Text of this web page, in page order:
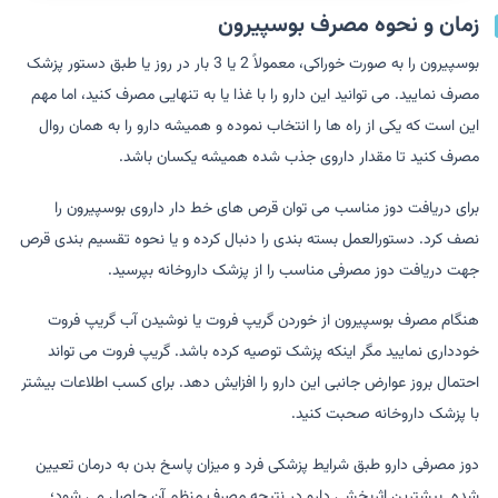
زمان و نحوه مصرف بوسپیرون
بوسپیرون را به صورت خوراکی، معمولاً 2 یا 3 بار در روز یا طبق دستور پزشک
مصرف نمایید. می توانید این دارو را با غذا یا به تنهایی مصرف کنید، اما مهم
این است که یکی از راه ها را انتخاب نموده و همیشه دارو را به همان روال
مصرف کنید تا مقدار داروی جذب شده همیشه یکسان باشد.
برای دریافت دوز مناسب می توان قرص های خط دار داروی بوسپیرون را
نصف کرد. دستورالعمل بسته بندی را دنبال کرده و یا نحوه تقسیم بندی قرص
جهت دریافت دوز مصرفی مناسب را از پزشک داروخانه بپرسید.
هنگام مصرف بوسپیرون از خوردن گریپ فروت یا نوشیدن آب گریپ فروت
خودداری نمایید مگر اینکه پزشک توصیه کرده باشد. گریپ فروت می تواند
احتمال بروز عوارض جانبی این دارو را افزایش دهد. برای کسب اطلاعات بیشتر
با پزشک داروخانه صحبت کنید.
دوز مصرفی دارو طبق شرایط پزشکی فرد و میزان پاسخ بدن به درمان تعیین